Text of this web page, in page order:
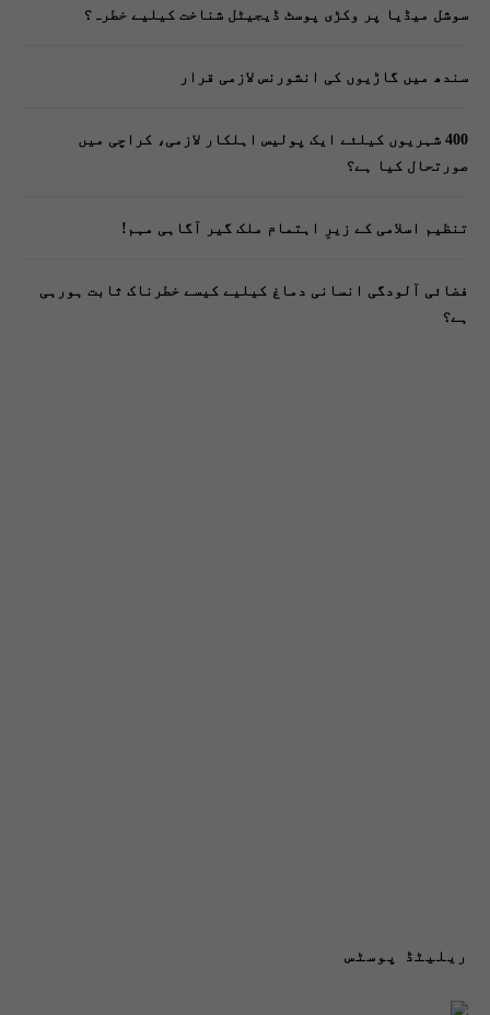
سوشل میڈیا پر وکڑی پوسٹ ڈیجیٹل شناخت کیلیے خطرہ؟
سندھ میں گاڑیوں کی انشورنس لازمی قرار
400 شہریوں کیلئے ایک پولیس اہلکار لازمی، کراچی میں
صورتحال کیا ہے؟
تنظیم اسلامی کے زیرِ اہتمام ملک گیر آگاہی مہم!
فضائی آلودگی انسانی دماغ کیلیے کیسے خطرناک ثابت ہورہی
ہے؟
ریلیٹڈ پوسٹس